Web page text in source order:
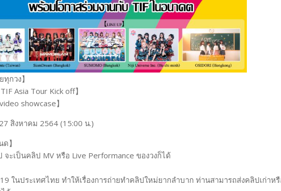
กวง】
Asia Tour Kick off】
showcase】
สิงหาคม 2564 (15:00 น.)
】
ะเป็นคลิป MV หรือ Live Performance ของวงก็ได้
ในประเทศไทย ทำให้เรื่องการถ่ายทำคลิปใหม่ยากลำบาก ท่านสามารถส่งคลิปเก่าห